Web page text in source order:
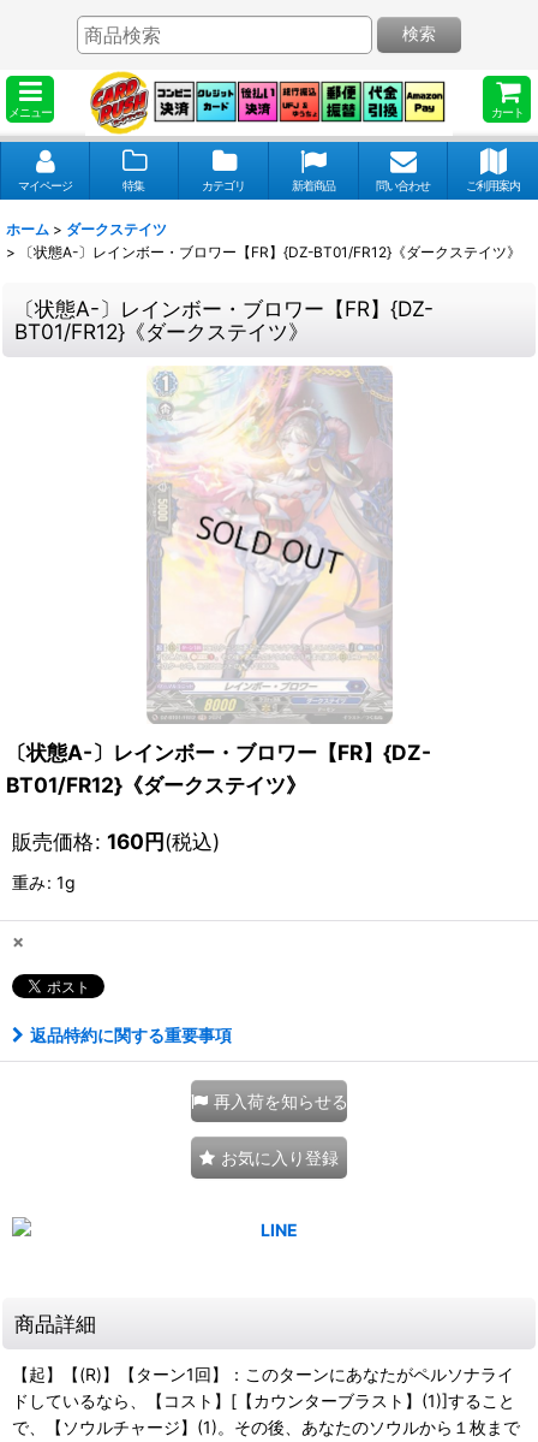
メニュー カート
検索
マイページ 特集 カテゴリ 新着商品 問い合わせ ご利用案内
ホーム > ダークステイツ
>
〔状態A-〕レインボー・ブロワー【FR】{DZ-BT01/FR12}《ダークステイツ》
〔状態A-〕レインボー・ブロワー【FR】{DZ-
BT01/FR12}《ダークステイツ》
〔状態A-〕レインボー・ブロワー【FR】{DZ-
BT01/FR12}《ダークステイツ》
販売価格: 160円(税込)
重み: 1g
×
返品特約に関する重要事項
再入荷を知らせる
お気に入り登録
商品詳細
【起】【(R)】【ターン1回】：このターンにあなたがペルソナライ
ドしているなら、【コスト】[【カウンターブラスト】(1)]すること
で、【ソウルチャージ】(1)。その後、あなたのソウルから１枚まで